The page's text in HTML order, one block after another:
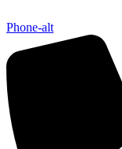
Phone-alt